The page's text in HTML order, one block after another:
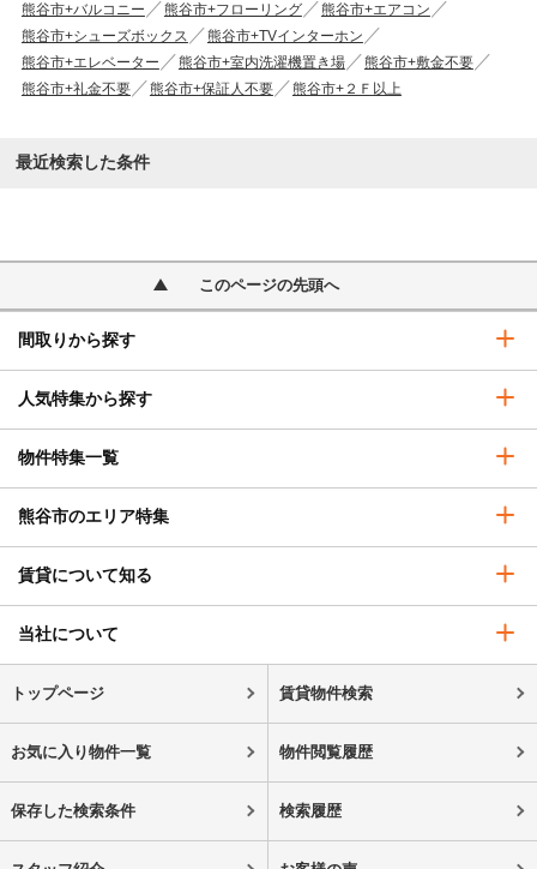
熊谷市+バルコニー
熊谷市+フローリング
熊谷市+エアコン
熊谷市+シューズボックス
熊谷市+TVインターホン
熊谷市+エレベーター
熊谷市+室内洗濯機置き場
熊谷市+敷金不要
熊谷市+礼金不要
熊谷市+保証人不要 熊谷市+２Ｆ以上
最近検索した条件
このページの先頭へ
間取りから探す
人気特集から探す
物件特集一覧
熊谷市のエリア特集
賃貸について知る
当社について
トップページ 賃貸物件検索
お気に入り物件一覧 物件閲覧履歴
保存した検索条件 検索履歴